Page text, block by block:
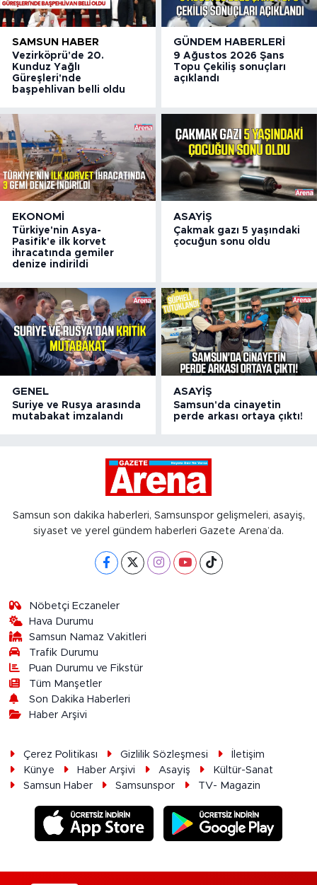
SAMSUN HABER
Vezirköprü'de 20.
Kunduz Yağlı
Güreşleri'nde
başpehlivan belli oldu
GÜNDEM HABERLERI
9 Ağustos 2026 Şans
Topu Çekiliş sonuçları
açıklandı
EKONOMI
Türkiye'nin Asya-
Pasifik'e ilk korvet
ihracatında gemiler
denize indirildi
ASAYIŞ
Çakmak gazı 5 yaşındaki
çocuğun sonu oldu
GENEL
Suriye ve Rusya arasında
mutabakat imzalandı
ASAYIŞ
Samsun'da cinayetin
perde arkası ortaya çıktı!
Samsun son dakika haberleri, Samsunspor gelişmeleri, asayiş,
siyaset ve yerel gündem haberleri Gazete Arena’da.
Nöbetçi Eczaneler
Hava Durumu
Samsun Namaz Vakitleri
Trafik Durumu
Puan Durumu ve Fikstür
Tüm Manşetler
Son Dakika Haberleri
Haber Arşivi
Çerez Politikası Gizlilik Sözleşmesi
İletişim
Künye
Haber Arşivi Asayiş
Kültür-Sanat
Samsun Haber
Samsunspor TV- Magazin